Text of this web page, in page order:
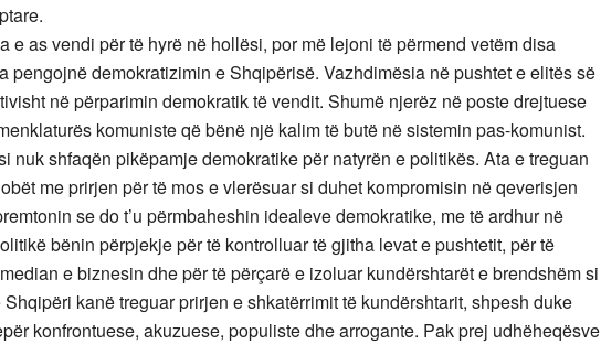
e as vendi për të hyrë në hollësi, por më lejoni të përmend vetëm disa
pengojnë demokratizimin e Shqipërisë. Vazhdimësia në pushtet e elitës së
në përparimin demokratik të vendit. Shumë njerëz në poste drejtuese
komuniste që bënë një kalim të butë në sistemin pas-komunist.
nuk shfaqën pikëpamje demokratike për natyrën e politikës. Ata e treguan
me prirjen për të mos e vlerësuar si duhet kompromisin në qeverisjen
se do t’u përmbaheshin idealeve demokratike, me të ardhur në
bënin përpjekje për të kontrolluar të gjitha levat e pushtetit, për të
e biznesin dhe për të përçarë e izoluar kundërshtarët e brendshëm si
kanë treguar prirjen e shkatërrimit të kundërshtarit, shpesh duke
konfrontuese, akuzuese, populiste dhe arrogante. Pak prej udhëheqësve